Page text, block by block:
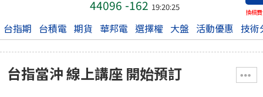
換稿費
44096 -162 19:20:25
台指期 台積電 期貨 華邦電 選擇權 大盤 活動優惠 技術
台指當沖 線上講座 開始預訂